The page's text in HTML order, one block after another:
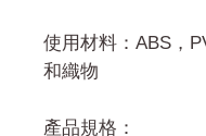
使用材料：ABS，
和織物
產品規格：